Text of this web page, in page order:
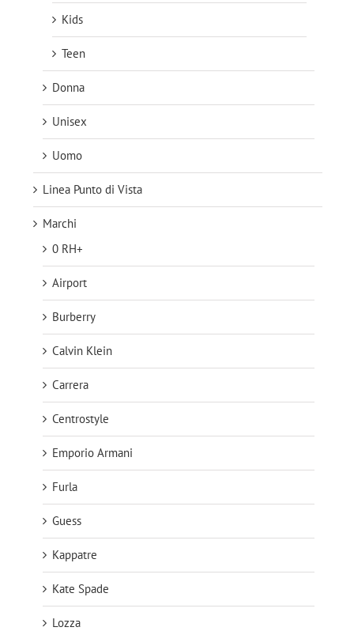
Kids
Teen
Donna
Unisex
Uomo
Linea Punto di Vista
Marchi
0 RH+
Airport
Burberry
Calvin Klein
Carrera
Centrostyle
Emporio Armani
Furla
Guess
Kappatre
Kate Spade
Lozza